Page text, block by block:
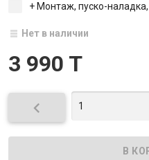
+ Монтаж, пуско-
Нет в наличии
3 990 T
